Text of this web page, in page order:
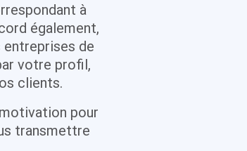
à
également,
de
votre profil,
clients.
pour
transmettre